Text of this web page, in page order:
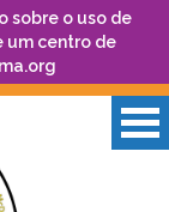
sobre o uso de
um centro de